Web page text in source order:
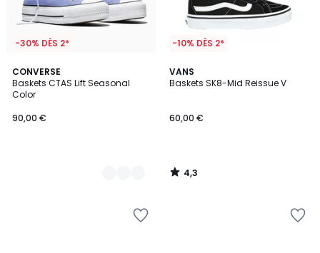
-30% DÈS 2*
CONVERSE
Baskets CTAS Lift Seasonal
Color
90,00 €
2
Couleurs
-10% DÈS 2*
VANS
Baskets SK8-Mid Reissue V
60,00 €
4,3
/ 5
4,3
/